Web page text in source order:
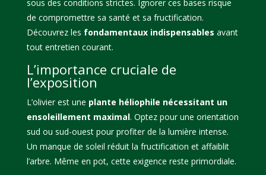
sous des conditions strictes. Ignorer ces bases risque
de compromettre sa santé et sa fructification.
Découvrez les fondamentaux indispensables avant
tout entretien courant.
L’importance cruciale de
l’exposition
L’olivier est une plante héliophile nécessitant un
ensoleillement maximal. Optez pour une orientation
sud ou sud-ouest pour profiter de la lumière intense.
Un manque de soleil réduit la fructification et affaiblit
l’arbre. Même en pot, cette exigence reste primordiale.